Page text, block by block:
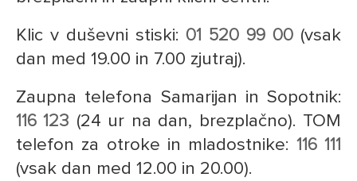
Klic v duševni stiski: 01 520 99 00 (vsak
dan med 19.00 in 7.00 zjutraj).
Zaupna telefona Samarijan in Sopotnik:
116 123 (24 ur na dan, brezplačno). TOM
telefon za otroke in mladostnike: 116 111
(vsak dan med 12.00 in 20.00).